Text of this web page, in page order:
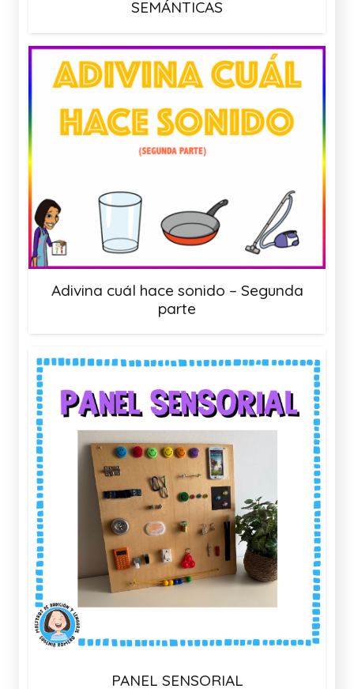
SEMÁNTICAS
Adivina cuál hace sonido – Segunda
parte
PANEL SENSORIAL